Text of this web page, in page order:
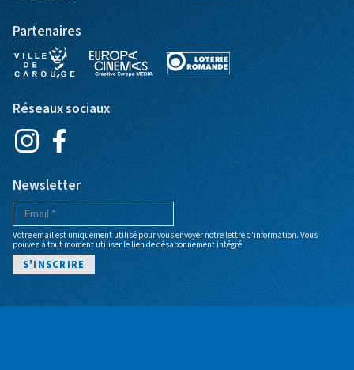
Partenaires
Réseaux sociaux
Newsletter
Votre email est uniquement utilisé pour vous envoyer notre lettre d'information. Vous
pouvez à tout moment utiliser le lien de désabonnement intégré.